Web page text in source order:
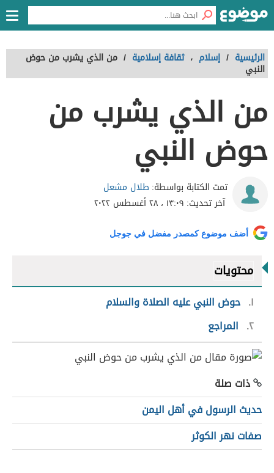
الرئيسية / إسلام ، ثقافة إسلامية / من الذي يشرب من حوض
النبي
من الذي يشرب من
حوض النبي
تمت الكتابة بواسطة: طلال مشعل
آخر تحديث: ١٣:٠٩ ، ٢٨ أغسطس ٢٠٢٢
أضف موضوع كمصدر مفضل في جوجل
محتويات
١ حوض النبي عليه الصلاة والسلام
٢ المراجع
ذات صلة
حديث الرسول في أهل اليمن
صفات نهر الكوثر